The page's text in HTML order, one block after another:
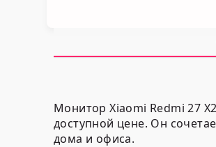
Монитор Xiaomi Redmi 27
доступной цене. Он
дома и офиса.